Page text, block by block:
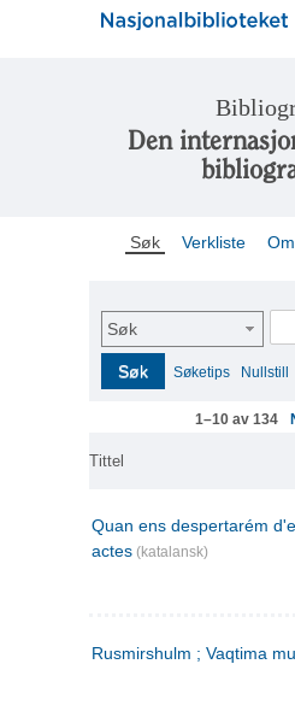
Den
Søk Verkliste
Søk
Søk Søketips Nullstill
1–10 av 134
Tittel
Quan ens despertarém
actes (katalansk)
Rusmirshulm ; Vaqtima